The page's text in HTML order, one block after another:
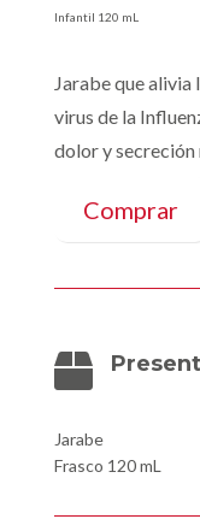
Infantil 120 mL
Jarabe que
virus de la
dolor y secreción
Comprar

Jarabe
Frasco 120 mL